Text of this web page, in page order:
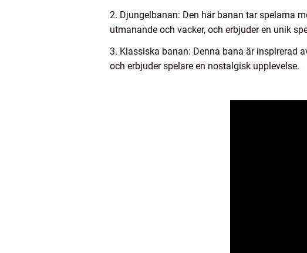
2. Djungelbanan: Den här banan tar spelarna
utmanande och vacker, och erbjuder en unik
3. Klassiska banan: Denna bana är inspirerad
och erbjuder spelare en nostalgisk upplevelse.